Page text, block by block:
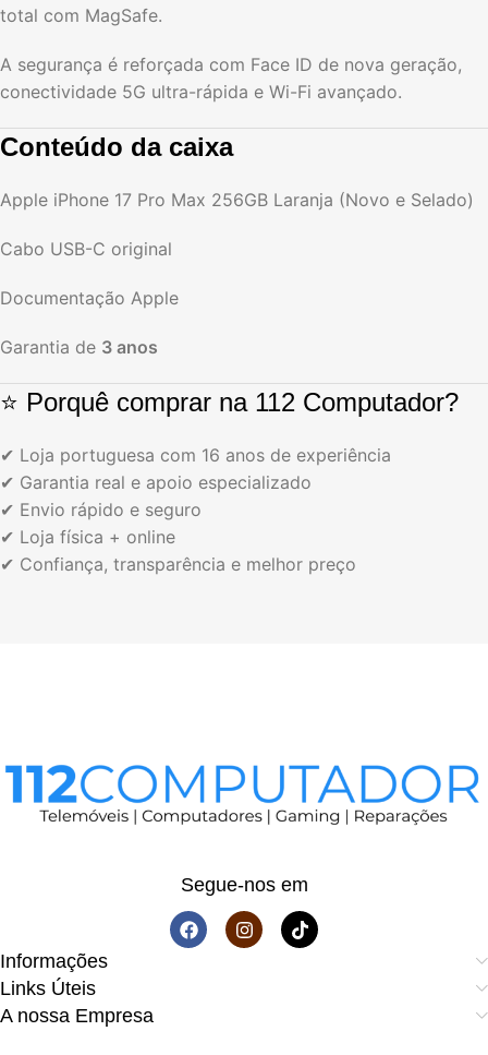
total com MagSafe.
A segurança é reforçada com Face ID de nova geração,
conectividade 5G ultra-rápida e Wi-Fi avançado.
Conteúdo da caixa
Apple iPhone 17 Pro Max 256GB Laranja (Novo e Selado)
Cabo USB-C original
Documentação Apple
Garantia de 3 anos
⭐ Porquê comprar na 112 Computador?
✔ Loja portuguesa com 16 anos de experiência
✔ Garantia real e apoio especializado
✔ Envio rápido e seguro
✔ Loja física + online
✔ Confiança, transparência e melhor preço
Segue-nos em
Informações
Links Úteis
A nossa Empresa